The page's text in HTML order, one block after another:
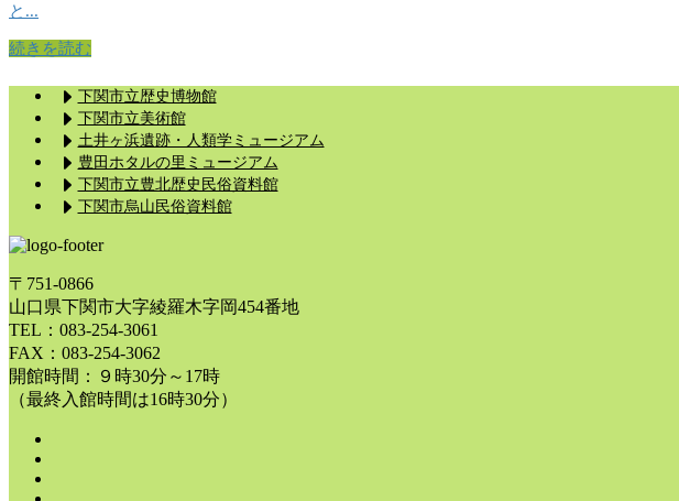
と...
続きを読む
下関市立歴史博物館
下関市立美術館
土井ヶ浜遺跡・人類学ミュージアム
豊田ホタルの里ミュージアム
下関市立豊北歴史民俗資料館
下関市烏山民俗資料館
〒751-0866
山口県下関市大字綾羅木字岡454番地
TEL：083-254-3061
FAX：083-254-3062
開館時間：９時30分～17時
（最終入館時間は16時30分）